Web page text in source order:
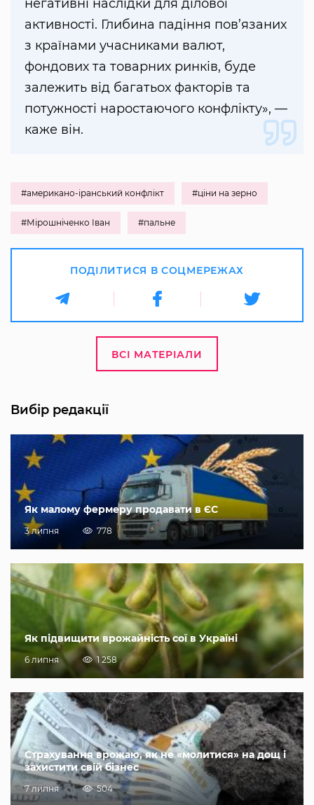
негативні наслідки для ділової
активності. Глибина падіння пов’язаних
з країнами учасниками валют,
фондових та товарних ринків, буде
залежить від багатьох факторів та
потужності наростаючого конфлікту», —
каже він.
#американо-іранський конфлікт #ціни на зерно
#Мірошніченко Іван #пальне
ПОДІЛИТИСЯ В СОЦМЕРЕЖАХ
ВСІ МАТЕРІАЛИ
Вибір редакції
Як малому фермеру продавати в ЄС
3 липня 778
Як підвищити врожайність сої в Україні
6 липня 1 258
Страхування врожаю, як не «молитися» на дощ і
захистити свій бізнес
7 липня 504